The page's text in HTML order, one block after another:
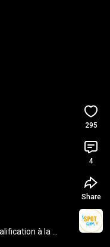
à la
295
4
Share